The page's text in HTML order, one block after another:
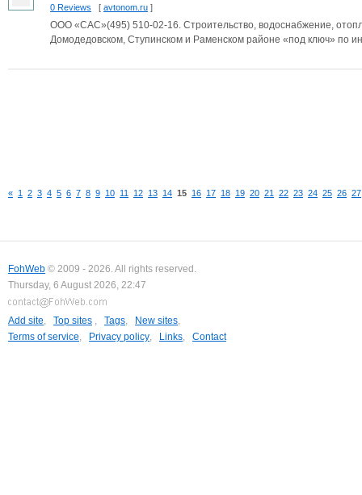
0 Reviews [ avtonom.ru ]
ООО «САС»(495) 510-02-16. Строительство, водоснабжение,
Домодедовском, Ступинском и Раменском районе «под ключ» по
« 1 2 3 4 5 6 7 8 9 10 11 12 13 14 15 16 17 18 19 20 21 22 23 24 25 26 27
FohWeb © 2009 - 2026. All rights reserved.
Thursday, 6 August 2026, 22:47
Add site, Top sites , Tags, New sites,
Terms of service, Privacy policy, Links, Contact